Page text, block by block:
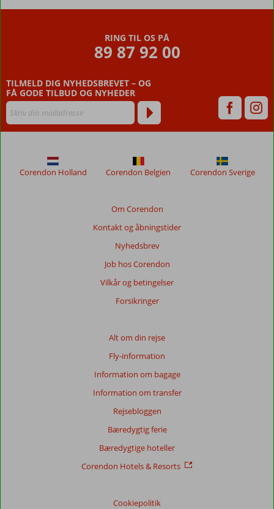
RING TIL OS PÅ
89 87 92 00
TILMELD DIG NYHEDSBREVET – OG
FÅ GODE TILBUD OG NYHEDER
Om Corendon
Kontakt og åbningstider
Nyhedsbrev
Job hos Corendon
Vilkår og betingelser
Forsikringer
Alt om din rejse
Fly-information
Information om bagage
Information om transfer
Rejsebloggen
Bæredygtig ferie
Bæredygtige hoteller
Corendon Hotels & Resorts
Cookiepolitik
Corendon Holland Corendon Belgien Corendon Sverige